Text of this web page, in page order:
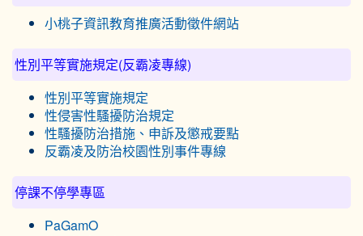
小桃子資訊教育推廣活動徵件網站
性別平等實施規定(反霸凌專線)
性別平等實施規定
性侵害性騷擾防治規定
性騷擾防治措施、申訴及懲戒要點
反霸凌及防治校園性別事件專線
停課不停學專區
PaGamO